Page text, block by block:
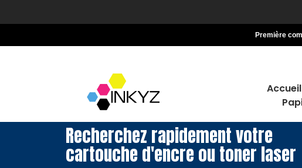
Première
Accueil
Recherchez rapidement votre
cartouche d'encre ou toner laser